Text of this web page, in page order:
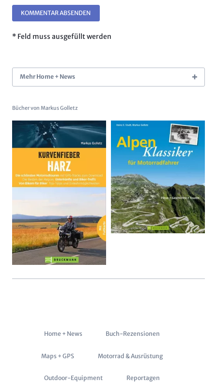
KOMMENTAR ABSENDEN
* Feld muss ausgefüllt werden
Mehr Home + News
Bücher von Markus Golletz
Navigation
Home + News Buch-Rezensionen
Maps + GPS Motorrad & Ausrüstung
Outdoor-Equipment Reportagen